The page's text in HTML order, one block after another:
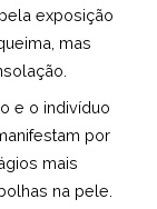
exposição
mas
e o indivíduo
por
mais
na pele.